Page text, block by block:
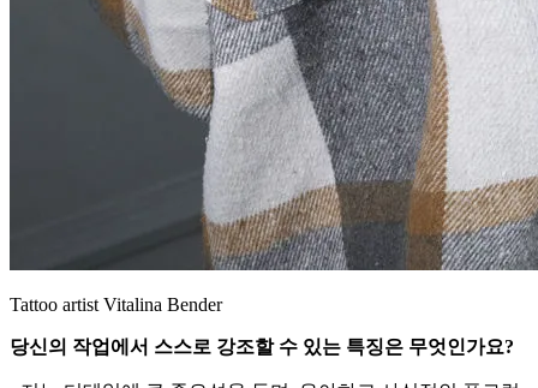
Tattoo artist Vitalina Bender
당신의 작업에서 스스로 강조할 수 있는 특징은 무엇인가요?